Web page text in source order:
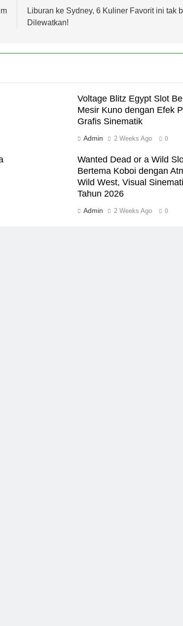
Liburan ke Sydney, 6 Kuliner Favorit ini tak
Dilewatkan!
Voltage Blitz Egypt Slot
Mesir Kuno dengan Efek
Grafis Sinematik
Admin 2 Weeks Ago 0
Wanted Dead or a Wild
Bertema Koboi dengan
Wild West, Visual
Tahun 2026
Admin 2 Weeks Ago 0